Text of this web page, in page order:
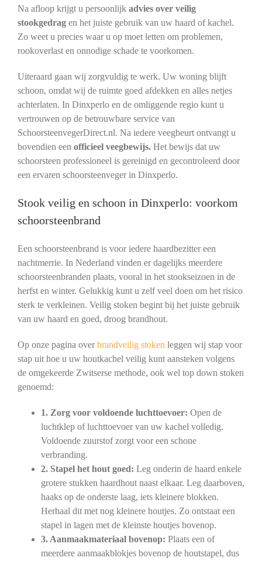
Na afloop krijgt u persoonlijk advies over veilig
stookgedragen het juiste gebruik van uw haard of kachel.
Zo weet u precies waar u op moet letten om problemen,
rookoverlast en onnodige schade te voorkomen.
Uiteraard gaan wij zorgvuldig te werk. Uw woning blijft
schoon, omdat wij de ruimte goed afdekken en alles netjes
achterlaten. In Dinxperlo en de omliggende regio kunt u
vertrouwen op de betrouwbare service van
SchoorsteenvegerDirect.nl. Na iedere veegbeurt ontvangt u
bovendien een officieel veegbewijs. Het bewijs dat uw
schoorsteen professioneel is gereinigd en gecontroleerd door
een ervaren schoorsteenveger in Dinxperlo.
Stook veilig en schoon in Dinxperlo: voorkom
schoorsteenbrand
Een schoorsteenbrand is voor iedere haardbezitter een
nachtmerrie. In Nederland vinden er dagelijks meerdere
schoorsteenbranden plaats, vooral in het stookseizoen in de
herfst en winter. Gelukkig kunt u zelf veel doen om het risico
sterk te verkleinen. Veilig stoken begint bij het juiste gebruik
van uw haard en goed, droog brandhout.
Op onze pagina overbrandveilig stoken leggen wij stap voor
stap uit hoe u uw houtkachel veilig kunt aansteken volgens
de omgekeerde Zwitserse methode, ook wel top down stoken
genoemd:
1. Zorg voor voldoende luchttoevoer: Open de
luchtklep of luchttoevoer van uw kachel volledig.
Voldoende zuurstof zorgt voor een schone
verbranding.
2. Stapel het hout goed: Leg onderin de haard enkele
grotere stukken haardhout naast elkaar. Leg daarboven,
haaks op de onderste laag, iets kleinere blokken.
Herhaal dit met nog kleinere houtjes. Zo ontstaat een
stapel in lagen met de kleinste houtjes bovenop.
3. Aanmaakmateriaal bovenop: Plaats een of
meerdere aanmaakblokjes bovenop de houtstapel, dus